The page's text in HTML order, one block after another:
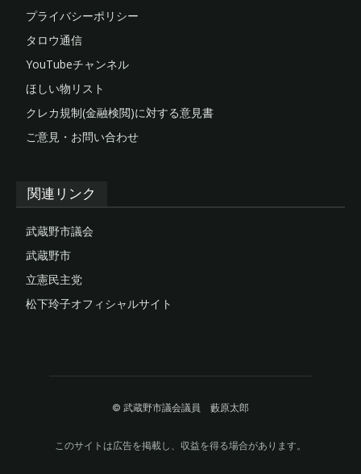
プライバシーポリシー
タロウ通信
YouTubeチャンネル
ほしい物リスト
クレカ規制(金融検閲)に対する意見書
ご意見・お問い合わせ
関連リンク
武蔵野市議会
武蔵野市
立憲民主党
松下玲子オフィシャルサイト
© 武蔵野市議会議員 藪原太郎
このサイトは広告を掲載し、収益を得る場合があります。